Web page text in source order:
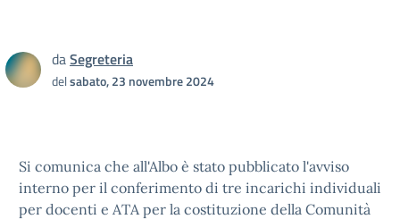
daSegreteria
delsabato, 23 novembre 2024
Si comunica che all'Albo è stato pubblicato l'avviso
interno per il conferimento di tre incarichi individuali
per docenti e ATA per la costituzione della Comunità